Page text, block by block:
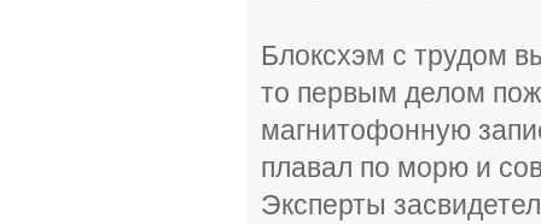
Блоксхэм с трудом
то первым делом
магнитофонную
плавал по морю и
Эксперты